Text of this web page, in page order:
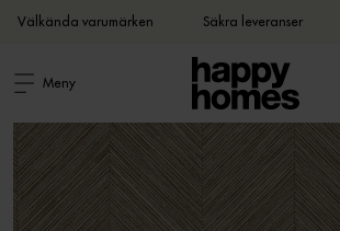
Välkända varumärken Säkra leveranser
Meny